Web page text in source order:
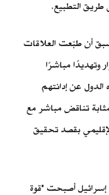
طريق التطبيع.
سبق أن طبّعت العلاقات
وتهديدًا مباشرًا
الدول عن إدانتهم
تناقض مباشر مع
بقصد تحقيق
إسرائيل أصبحت "قوة